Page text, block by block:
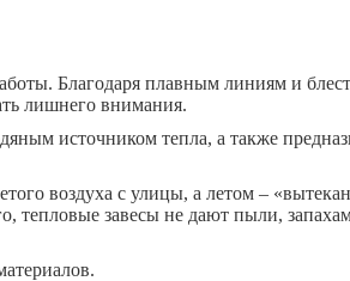
Благодаря плавным линиям и
лишнего внимания.
источником тепла, а также
воздуха с улицы, а летом –
тепловые завесы не дают пыли,